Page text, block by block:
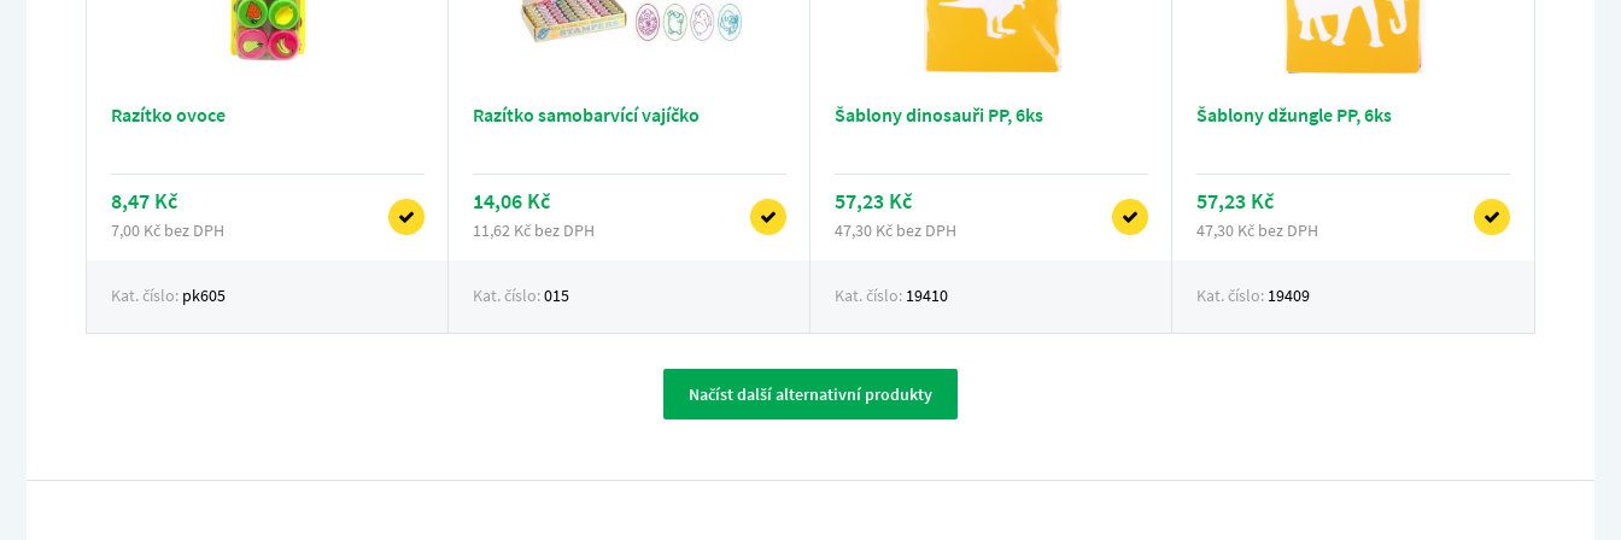
Razítko ovoce
8,47 Kč
7,00 Kč bez DPH
Kat. číslo: pk605
Razítko samobarvící vajíčko
14,06 Kč
11,62 Kč bez DPH
Kat. číslo:015
Šablony dinosauři PP, 6ks
57,23 Kč
47,30 Kč bez DPH
Kat. číslo: 19410
Šablony džungle PP, 6ks
57,23 Kč
47,30 Kč bez DPH
Kat. číslo: 19409
Načíst další alternativní produkty